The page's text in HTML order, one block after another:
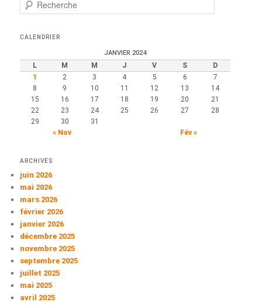
e
h
CALENDRIER
JANVIER 2024
L M M J V S
D
1
2 3 4 5 6
7
8
9 10 11 12 13
14
15
16 17 18 19 20
21
22
23 24 25 26 27
28
29
30
31
« Nov
Fév »
ARCHIVES
juin 2026
mai 2026
mars 2026
février 2026
janvier 2026
décembre 2025
novembre 2025
septembre 2025
juillet 2025
mai 2025
avril 2025